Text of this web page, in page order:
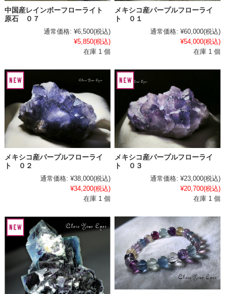
中国産レインボーフローライト
原石 ０７
通常価格: ¥6,500(税込)
¥5,850(税込)
在庫 1 個
メキシコ産パープルフローライ
ト ０１
通常価格: ¥60,000(税込)
¥54,000(税込)
在庫 1 個
メキシコ産パープルフローライ
ト ０２
通常価格: ¥38,000(税込)
¥34,200(税込)
在庫 1 個
メキシコ産パープルフローライ
ト ０３
通常価格: ¥23,000(税込)
¥20,700(税込)
在庫 1 個